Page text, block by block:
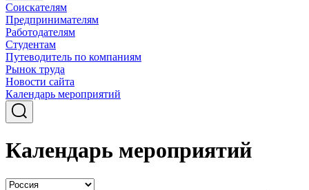
Соискателям
Предпринимателям
Работодателям
Студентам
Путеводитель по компаниям
Рынок труда
Новости сайта
Календарь мероприятий
Календарь мероприятий